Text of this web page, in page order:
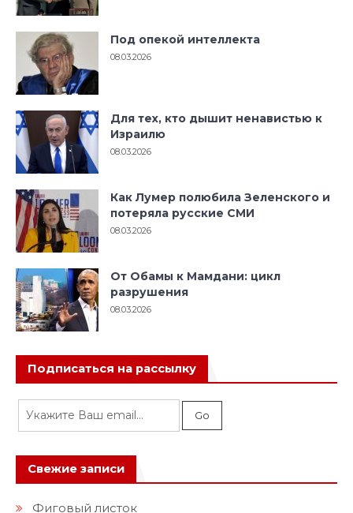
Под опекой интеллекта
08.03.2026
Для тех, кто дышит ненавистью к
Израилю
08.03.2026
Как Лумер полюбила Зеленского и
потеряла русские СМИ
08.03.2026
От Обамы к Мамдани: цикл
разрушения
08.03.2026
Подписаться на рассылку
Свежие записи
Фиговый листок